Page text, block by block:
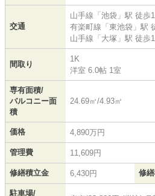
交通
山手線 「 池袋 」駅 徒歩
有楽町線 「 東池袋 」駅
山手線 「 大塚 」駅 徒歩
間取り
1K
洋室 6.0帖 1室
専有面積/
バルコニー面
積
24.69㎡/4.93㎡
価格 4,890万円
管理費 11,609円
修繕積立金 6,430円 修
駐車場/